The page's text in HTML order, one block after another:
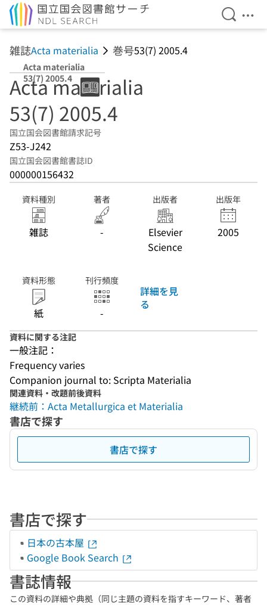
検索を
メ
雑誌Acta materialia 巻号53(7) 2005.4
Acta materialia
53(7) 2005.4
Acta materialia
53(7) 2005.4
国立国会図書館請求記号
Z53-J242
国立国会図書館書誌ID
000000156432
資料種別
雑誌
著者
-
出版者
Elsevier
Science
出版年
2005
資料形態
紙
刊行頻度
-
詳細を見
る
資料に関する注記
一般注記：
Frequency varies
Companion journal to: Scripta Materialia
関連資料・改題前後資料
継続前：Acta Metallurgica et Materialia
書店で探す
書店で探す
書店で探す
日本の古本屋
Google Book Search
書誌情報
この資料の詳細や典拠（同じ主題の資料を指すキーワード、著者